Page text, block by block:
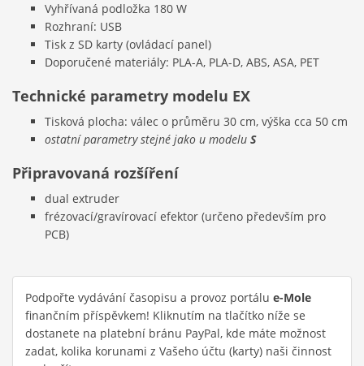
Vyhřívaná podložka 180 W
Rozhraní: USB
Tisk z SD karty (ovládací panel)
Doporučené materiály: PLA-A, PLA-D, ABS, ASA, PET
Technické parametry modelu EX
Tisková plocha: válec o průměru 30 cm, výška cca 50 cm
ostatní parametry stejné jako u modelu S
Připravovaná rozšíření
dual extruder
frézovací/gravírovací efektor (určeno především pro
PCB)
Podpořte vydávání časopisu a provoz portálu e-Mole
finančním příspěvkem! Kliknutím na tlačítko níže se
dostanete na platební bránu PayPal, kde máte možnost
zadat, kolika korunami z Vašeho účtu (karty) naši činnost